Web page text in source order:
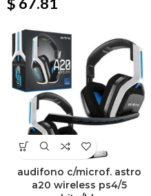
audifono c/microf. astro
a20 wireless ps4/5